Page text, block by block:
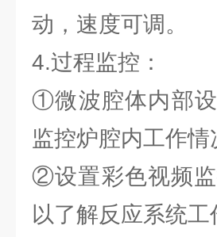
动，速度可调。
4.过程监控：
①微波腔体内部
监控炉腔内工作情
②设置彩色视频
以了解反应系统